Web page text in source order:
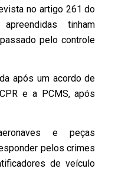
no artigo 261 do
tinham
pelo controle
após um acordo de
e a PCMS, após
e peças
pelos crimes
de veículo